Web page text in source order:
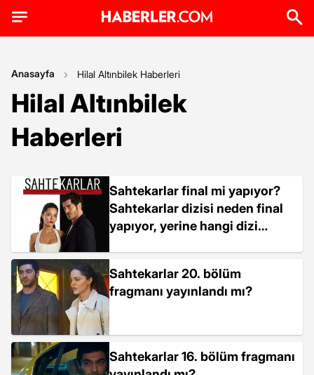
Anasayfa Hilal Altınbilek Haberleri
Hilal Altınbilek
Haberleri
Sahtekarlar final mi yapıyor?
Sahtekarlar dizisi neden final
yapıyor, yerine hangi dizi
Sahtekarlar 20. bölüm
fragmanı yayınlandı mı?
Sahtekarlar 16. bölüm fragmanı